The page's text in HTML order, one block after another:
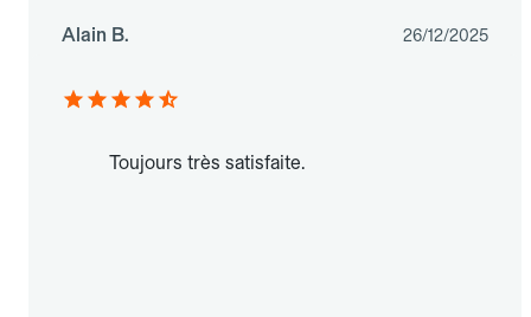
Alain B. 26/12/2025
Toujours très satisfaite.